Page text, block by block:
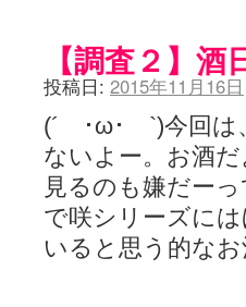
【調査２】
投稿日: 2015年11月16日
(´ ･ω･ `)今回は
ないよー。お酒
見るのも嫌だー
で咲シリーズに
いると思う的な